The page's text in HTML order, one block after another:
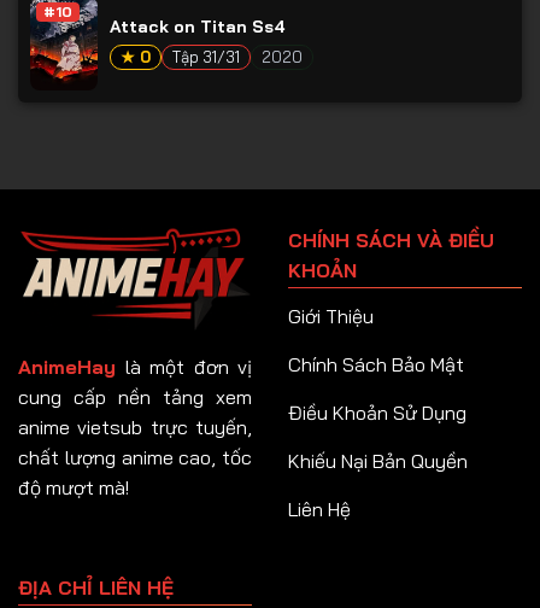
Tập 87
Tập 93
Tập 95
Tập 96
Tập 97
#10
Attack on Titan Ss4
★ 0 Tập 31/31 2020
AnimeHay là một đơn vị
cung cấp nền tảng xem
anime vietsub trực tuyến,
chất lượng anime cao, tốc
độ mượt mà!
CHÍNH SÁCH VÀ ĐIỀU
KHOẢN
Giới Thiệu
Chính Sách Bảo Mật
Điều Khoản Sử Dụng
Khiếu Nại Bản Quyền
Liên Hệ
ĐỊA CHỈ LIÊN HỆ